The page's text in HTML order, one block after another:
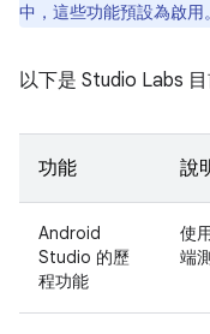
中，這些功能預設為啟用。
以下是 Studio Labs 目
功能 說
Android
Studio 的歷
程功能
使
端